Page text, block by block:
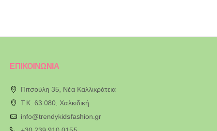
ΕΠΙΚΟΙΝΩΝΙΑ
Πιτσούλη 35, Νέα Καλλικράτεια
T.K. 63 080, Χαλκιδική
info@trendykidsfashion.gr